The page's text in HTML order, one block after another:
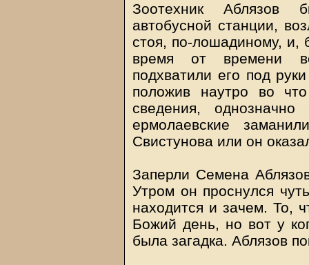
Зоотехник Аблязов
автобусной станции,
стоя, по-лошадиному, и,
время от времени
подхватили его под
положив наутро во
сведения,
ермолаевские
Свистунова или он
Заперли Семена
Утром он проснулся
находится и зачем. То,
Божий день, но вот у
была загадка. Аблязов